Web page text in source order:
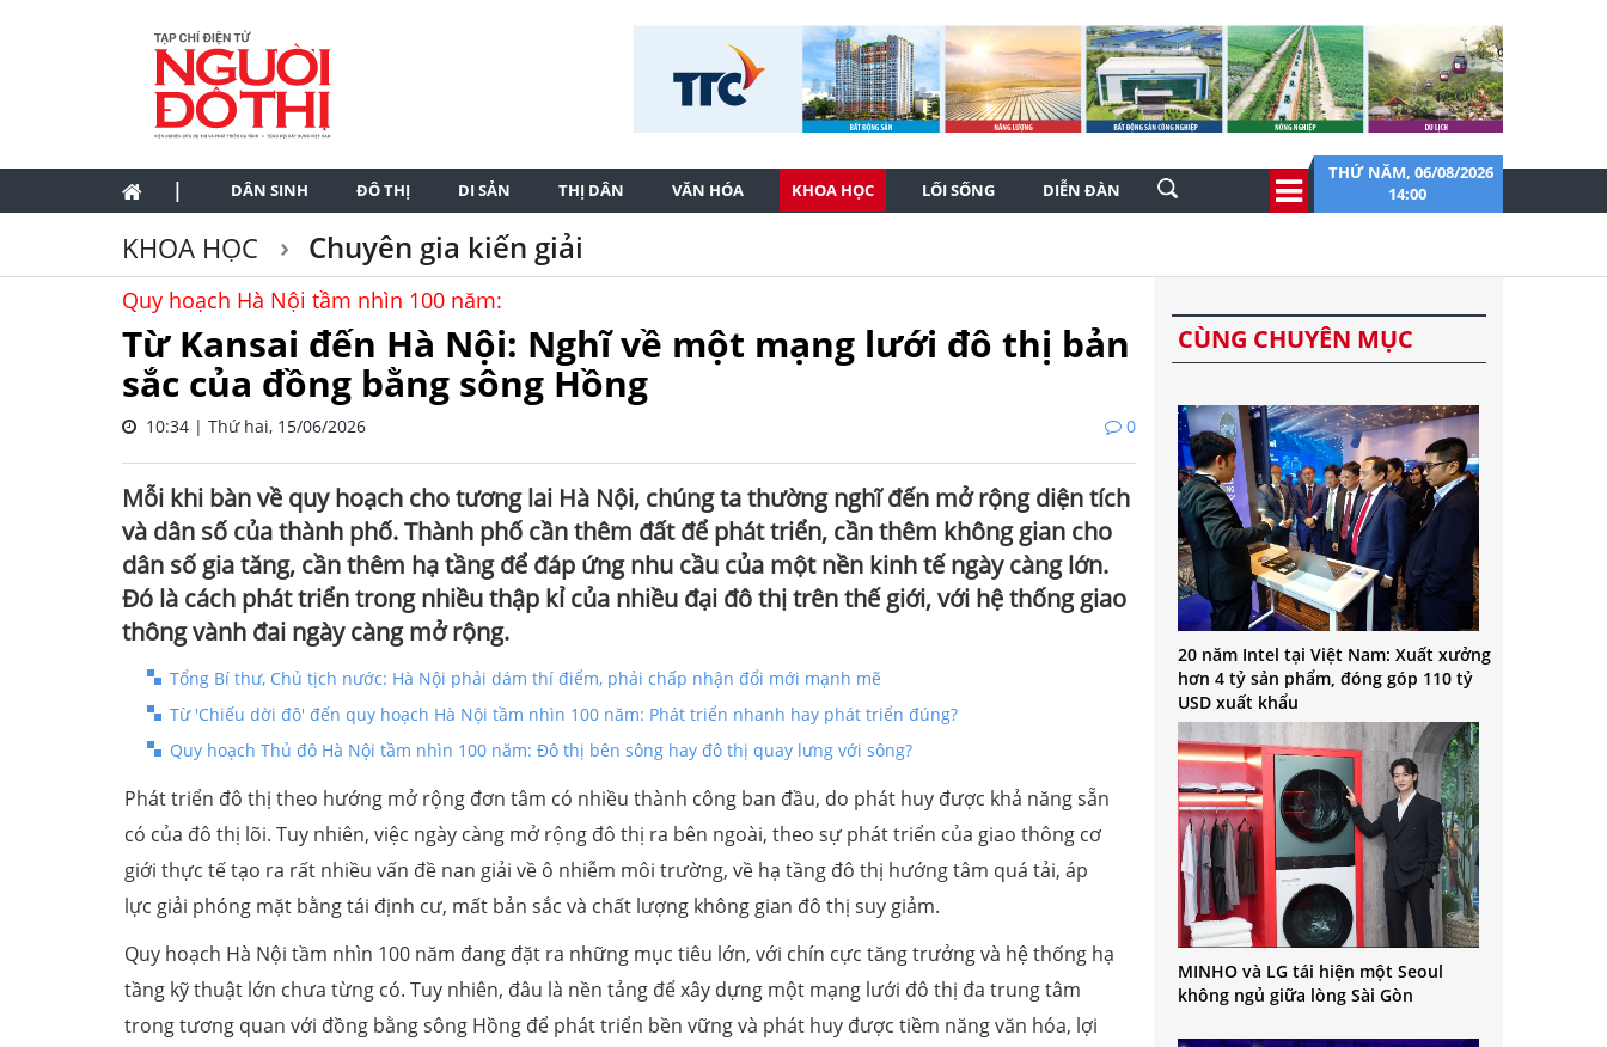
| DÂN SINH ĐÔ THỊ DI SẢN THỊ DÂN VĂN HÓA KHOA HỌC LỐI SỐNG DIỄN ĐÀN
THỨ NĂM, 06/08/2026
14:00
KHOA HỌC Chuyên gia kiến giải
Quy hoạch Hà Nội tầm nhìn 100 năm:
Từ Kansai đến Hà Nội: Nghĩ về một mạng lưới đô thị bản
sắc của đồng bằng sông Hồng
10:34 | Thứ hai, 15/06/2026 0
Mỗi khi bàn về quy hoạch cho tương lai Hà Nội, chúng ta thường nghĩ đến mở rộng diện tích
và dân số của thành phố. Thành phố cần thêm đất để phát triển, cần thêm không gian cho
dân số gia tăng, cần thêm hạ tầng để đáp ứng nhu cầu của một nền kinh tế ngày càng lớn.
Đó là cách phát triển trong nhiều thập kỉ của nhiều đại đô thị trên thế giới, với hệ thống giao
thông vành đai ngày càng mở rộng.
Tổng Bí thư, Chủ tịch nước: Hà Nội phải dám thí điểm, phải chấp nhận đổi mới mạnh mẽ
Từ 'Chiếu dời đô' đến quy hoạch Hà Nội tầm nhìn 100 năm: Phát triển nhanh hay phát triển đúng?
Quy hoạch Thủ đô Hà Nội tầm nhìn 100 năm: Đô thị bên sông hay đô thị quay lưng với sông?
Phát triển đô thị theo hướng mở rộng đơn tâm có nhiều thành công ban đầu, do phát huy được khả năng sẵn
có của đô thị lõi. Tuy nhiên, việc ngày càng mở rộng đô thị ra bên ngoài, theo sự phát triển của giao thông cơ
giới thực tế tạo ra rất nhiều vấn đề nan giải về ô nhiễm môi trường, về hạ tầng đô thị hướng tâm quá tải, áp
lực giải phóng mặt bằng tái định cư, mất bản sắc và chất lượng không gian đô thị suy giảm.
Quy hoạch Hà Nội tầm nhìn 100 năm đang đặt ra những mục tiêu lớn, với chín cực tăng trưởng và hệ thống hạ
tầng kỹ thuật lớn chưa từng có. Tuy nhiên, đâu là nền tảng để xây dựng một mạng lưới đô thị đa trung tâm
trong tương quan với đồng bằng sông Hồng để phát triển bền vững và phát huy được tiềm năng văn hóa, lợi
CÙNG CHUYÊN MỤC
20 năm Intel tại Việt Nam: Xuất xưởng
hơn 4 tỷ sản phẩm, đóng góp 110 tỷ
USD xuất khẩu
MINHO và LG tái hiện một Seoul
không ngủ giữa lòng Sài Gòn